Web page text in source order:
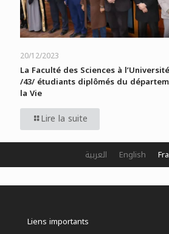
20/12/2023
La Faculté des Sciences à
/43/ étudiants diplômés du
la Vie
Lire la suite
Liens importants
العربية English